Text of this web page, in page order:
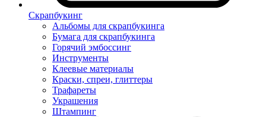
Скрапбукинг
Альбомы для скрапбукинга
Бумага для скрапбукинга
Горячий эмбоссинг
Инструменты
Клеевые материалы
Краски, спреи, глиттеры
Трафареты
Украшения
Штампинг